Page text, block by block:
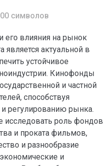
символов
его влияния на рынок
является актуальной в
устойчивое
Кинофонды
и частной
способствуя
регулированию рынка.
исследовать роль фондов
и проката фильмов,
и разнообразие
и